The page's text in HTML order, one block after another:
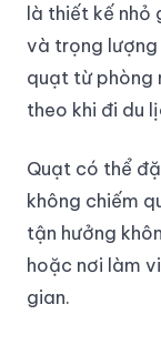
là thiết kế nhỏ
và trọng lượng
quạt từ phòng
theo khi đi du
Quạt có thể
không chiếm
tận hưởng
hoặc nơi làm
gian.